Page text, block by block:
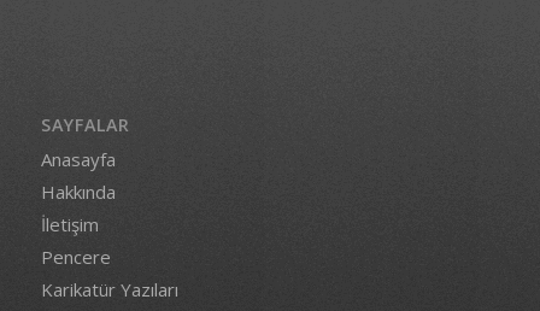
SAYFALAR
Anasayfa
Hakkında
İletişim
Pencere
Karikatür Yazıları